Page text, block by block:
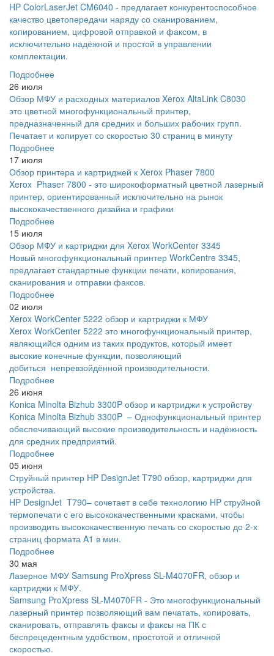
HP ColorLaserJet CM6040 - предлагает конкурентоспособное
качество цветопередачи наряду со сканированием,
копированием, цифровой отправкой и факсом, в
исключительно надёжной и простой в управлении
комплектации.
Подробнее
26 июля
Обзор МФУ и расходных материалов Xerox AltaLink C8030
это цветной многофункциональный принтер,
предназначенный для средних и больших рабочих групп.
Печатает и копирует со скоростью 30 страниц в минуту
Подробнее
17 июля
Обзор принтера и картриджей к Xerox Phaser 7800
Xerox Phaser 7800 - это широкоформатный цветной лазерный
принтер, ориентированный исключительно на рынок
высококачественного дизайна и графики
Подробнее
15 июля
Обзор МФУ и картриджи для Xerox WorkCenter 3345
Новый многофункциональный принтер WorkCentre 3345,
предлагает стандартные функции печати, копирования,
сканирования и отправки факсов.
Подробнее
02 июля
Xerox WorkCenter 5222 обзор и картриджи к МФУ
Xerox WorkCenter 5222 это многофункциональный принтер,
являющийся одним из таких продуктов, который имеет
высокие конечные функции, позволяющий
добиться непревзойдённой производительности.
Подробнее
26 июня
Konica Minolta Bizhub 3300P обзор и картриджи к устройству
Konica Minolta Bizhub 3300P – Однофункциональный принтер
обеспечивающий высокие производительность и надёжность
для средних предприятий.
Подробнее
05 июня
Струйный принтер HP DesignJet T790 обзор, картриджи для
устройства.
HP DesignJet T790– сочетает в себе технологию HP струйной
термопечати с его высококачественными красками, чтобы
производить высококачественную печать со скоростью до 2-х
страниц формата A1 в мин.
Подробнее
30 мая
Лазерное МФУ Samsung ProXpress SL-M4070FR, обзор и
картриджи к МФУ.
Samsung ProXpress SL-M4070FR - Это многофункциональный
лазерный принтер позволяющий вам печатать, копировать,
сканировать, отправлять факсы и факсы на ПК с
беспрецедентным удобством, простотой и отличной
скоростью.